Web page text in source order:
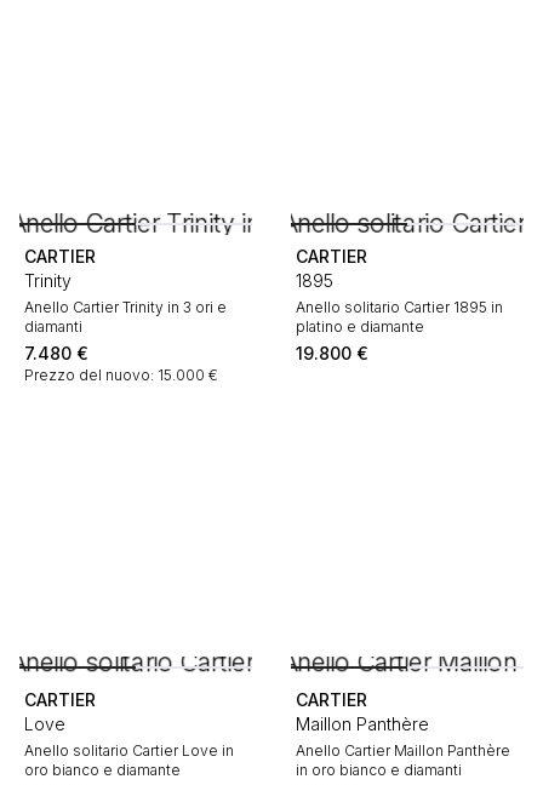
CARTIER
Trinity
Anello Cartier Trinity in 3 ori e
diamanti
7.480 €
Prezzo del nuovo: 15.000 €
CARTIER
1895
Anello solitario Cartier 1895 in
platino e diamante
19.800 €
CARTIER
Love
Anello solitario Cartier Love in
oro bianco e diamante
CARTIER
Maillon Panthère
Anello Cartier Maillon Panthère
in oro bianco e diamanti